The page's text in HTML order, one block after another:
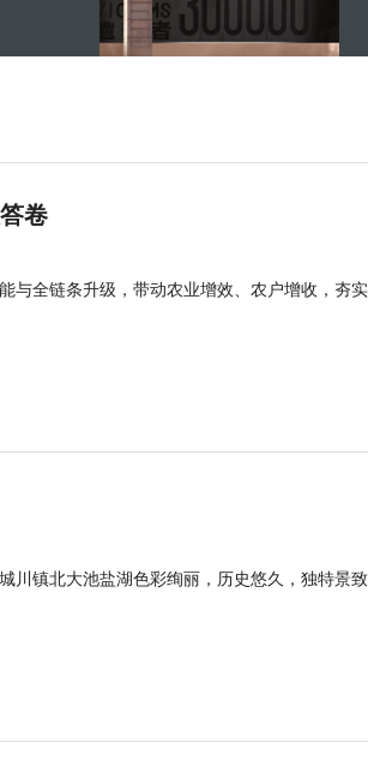
卷
与全链条升级，带动农业增效、农户增收，夯
川镇北大池盐湖色彩绚丽，历史悠久，独特景